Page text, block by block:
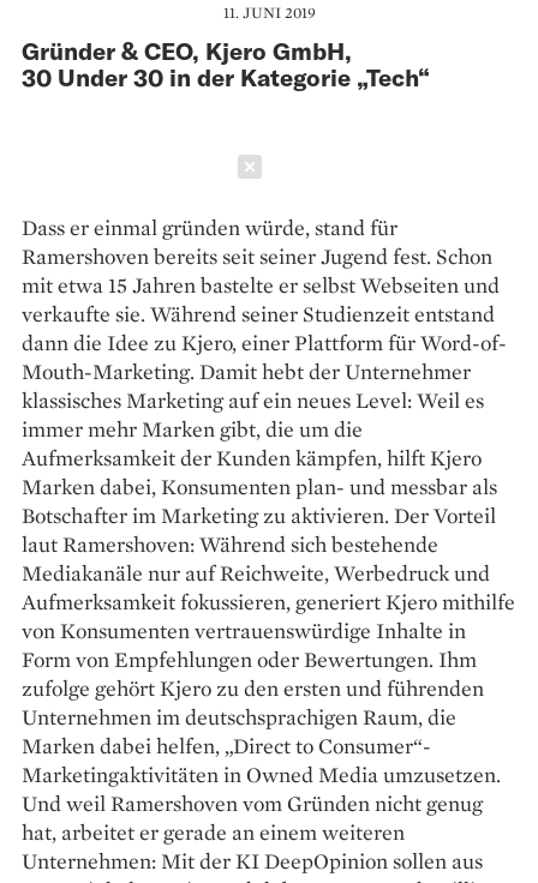
11. JUNI 2019
Gründer & CEO, Kjero GmbH,
30 Under 30 in der Kategorie „Tech“
Dass er einmal gründen würde, stand für
Ramershoven bereits seit seiner Jugend fest. Schon
mit etwa 15 Jahren bastelte er selbst Webseiten und
verkaufte sie. Während seiner Studienzeit entstand
dann die Idee zu Kjero, einer Plattform für Word-of-
Mouth-Marketing. Damit hebt der Unternehmer
klassisches Marketing auf ein neues Level: Weil es
immer mehr Marken gibt, die um die
Aufmerksamkeit der Kunden kämpfen, hilft Kjero
Marken dabei, Konsumenten plan- und messbar als
Botschafter im Marketing zu aktivieren. Der Vorteil
laut Ramershoven: Während sich bestehende
Mediakanäle nur auf Reichweite, Werbedruck und
Aufmerksamkeit fokussieren, generiert Kjero mithilfe
von Konsumenten vertrauenswürdige Inhalte in
Form von Empfehlungen oder Bewertungen. Ihm
zufolge gehört Kjero zu den ersten und führenden
Unternehmen im deutschsprachigen Raum, die
Marken dabei helfen, „Direct to Consumer“-
Marketingaktivitäten in Owned Media umzusetzen.
Und weil Ramershoven vom Gründen nicht genug
hat, arbeitet er gerade an einem weiteren
Unternehmen: Mit der KI DeepOpinion sollen aus